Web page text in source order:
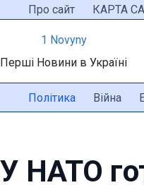
ПерейтиПро сайт КАРТА
1 Novyny
Перші Новини в Україні
Політика Війна
У НАТО